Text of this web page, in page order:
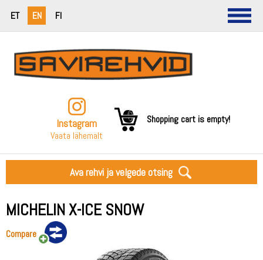
ET EN FI
Instagram
Vaata lähemalt
Shopping cart is empty!
Ava rehvi ja velgede otsing
MICHELIN X-ICE SNOW
Compare